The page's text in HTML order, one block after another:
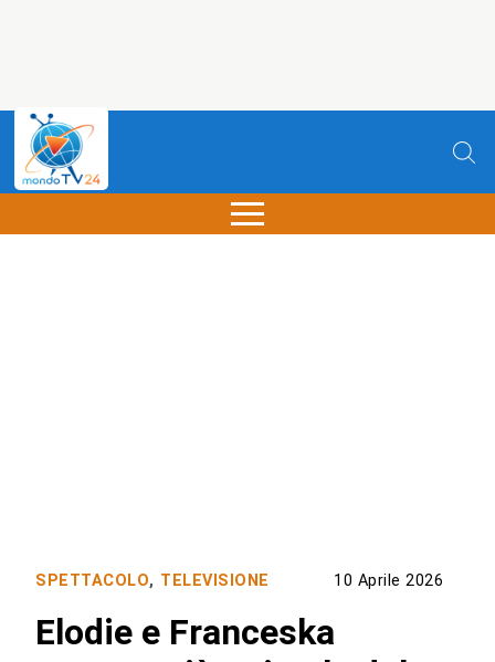
SPETTACOLO, TELEVISIONE 10 Aprile 2026
Elodie e Franceska